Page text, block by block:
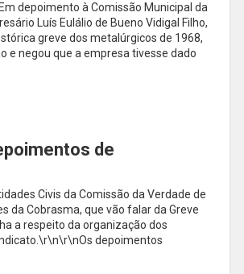
depoimento à Comissão Municipal da
Luís Eulálio de Bueno Vidigal Filho,
greve dos metalúrgicos de 1968,
e negou que a empresa tivesse dado
de
Civis da Comissão da Verdade de
da Cobrasma, que vão falar da Greve
a respeito da organização dos
depoimentos